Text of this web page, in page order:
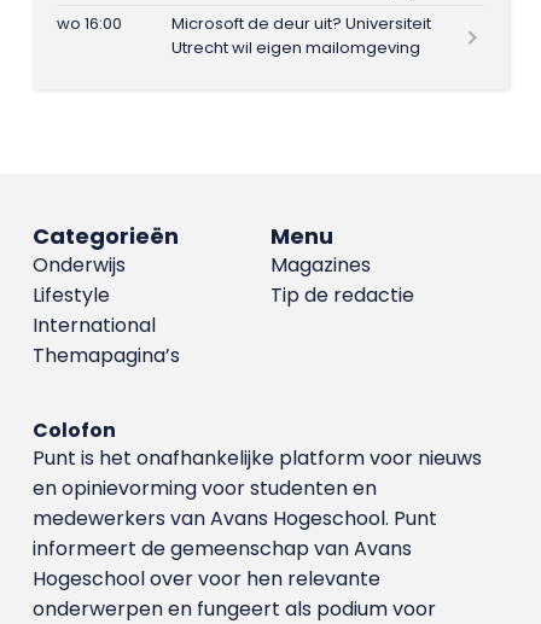
wo 16:00
Microsoft de deur uit? Universiteit
Utrecht wil eigen mailomgeving
Menu
Magazines
Tip de redactie
Categorieën
Onderwijs
Lifestyle
International
Themapagina’s
Colofon
Punt is het onafhankelijke platform voor nieuws
en opinievorming voor studenten en
medewerkers van Avans Hoge­school. Punt
informeert de gemeenschap van Avans
Hogeschool over voor hen relevante
onderwerpen en fungeert als podium voor